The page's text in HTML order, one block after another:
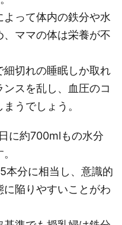
って体内の鉄分や水
ママの体は栄養が不
細切れの睡眠しか取れ
スを乱し、血圧のコ
うでしょう。
に約700mlもの水分
本分に相当し、意識的
陥りやすいことがわ